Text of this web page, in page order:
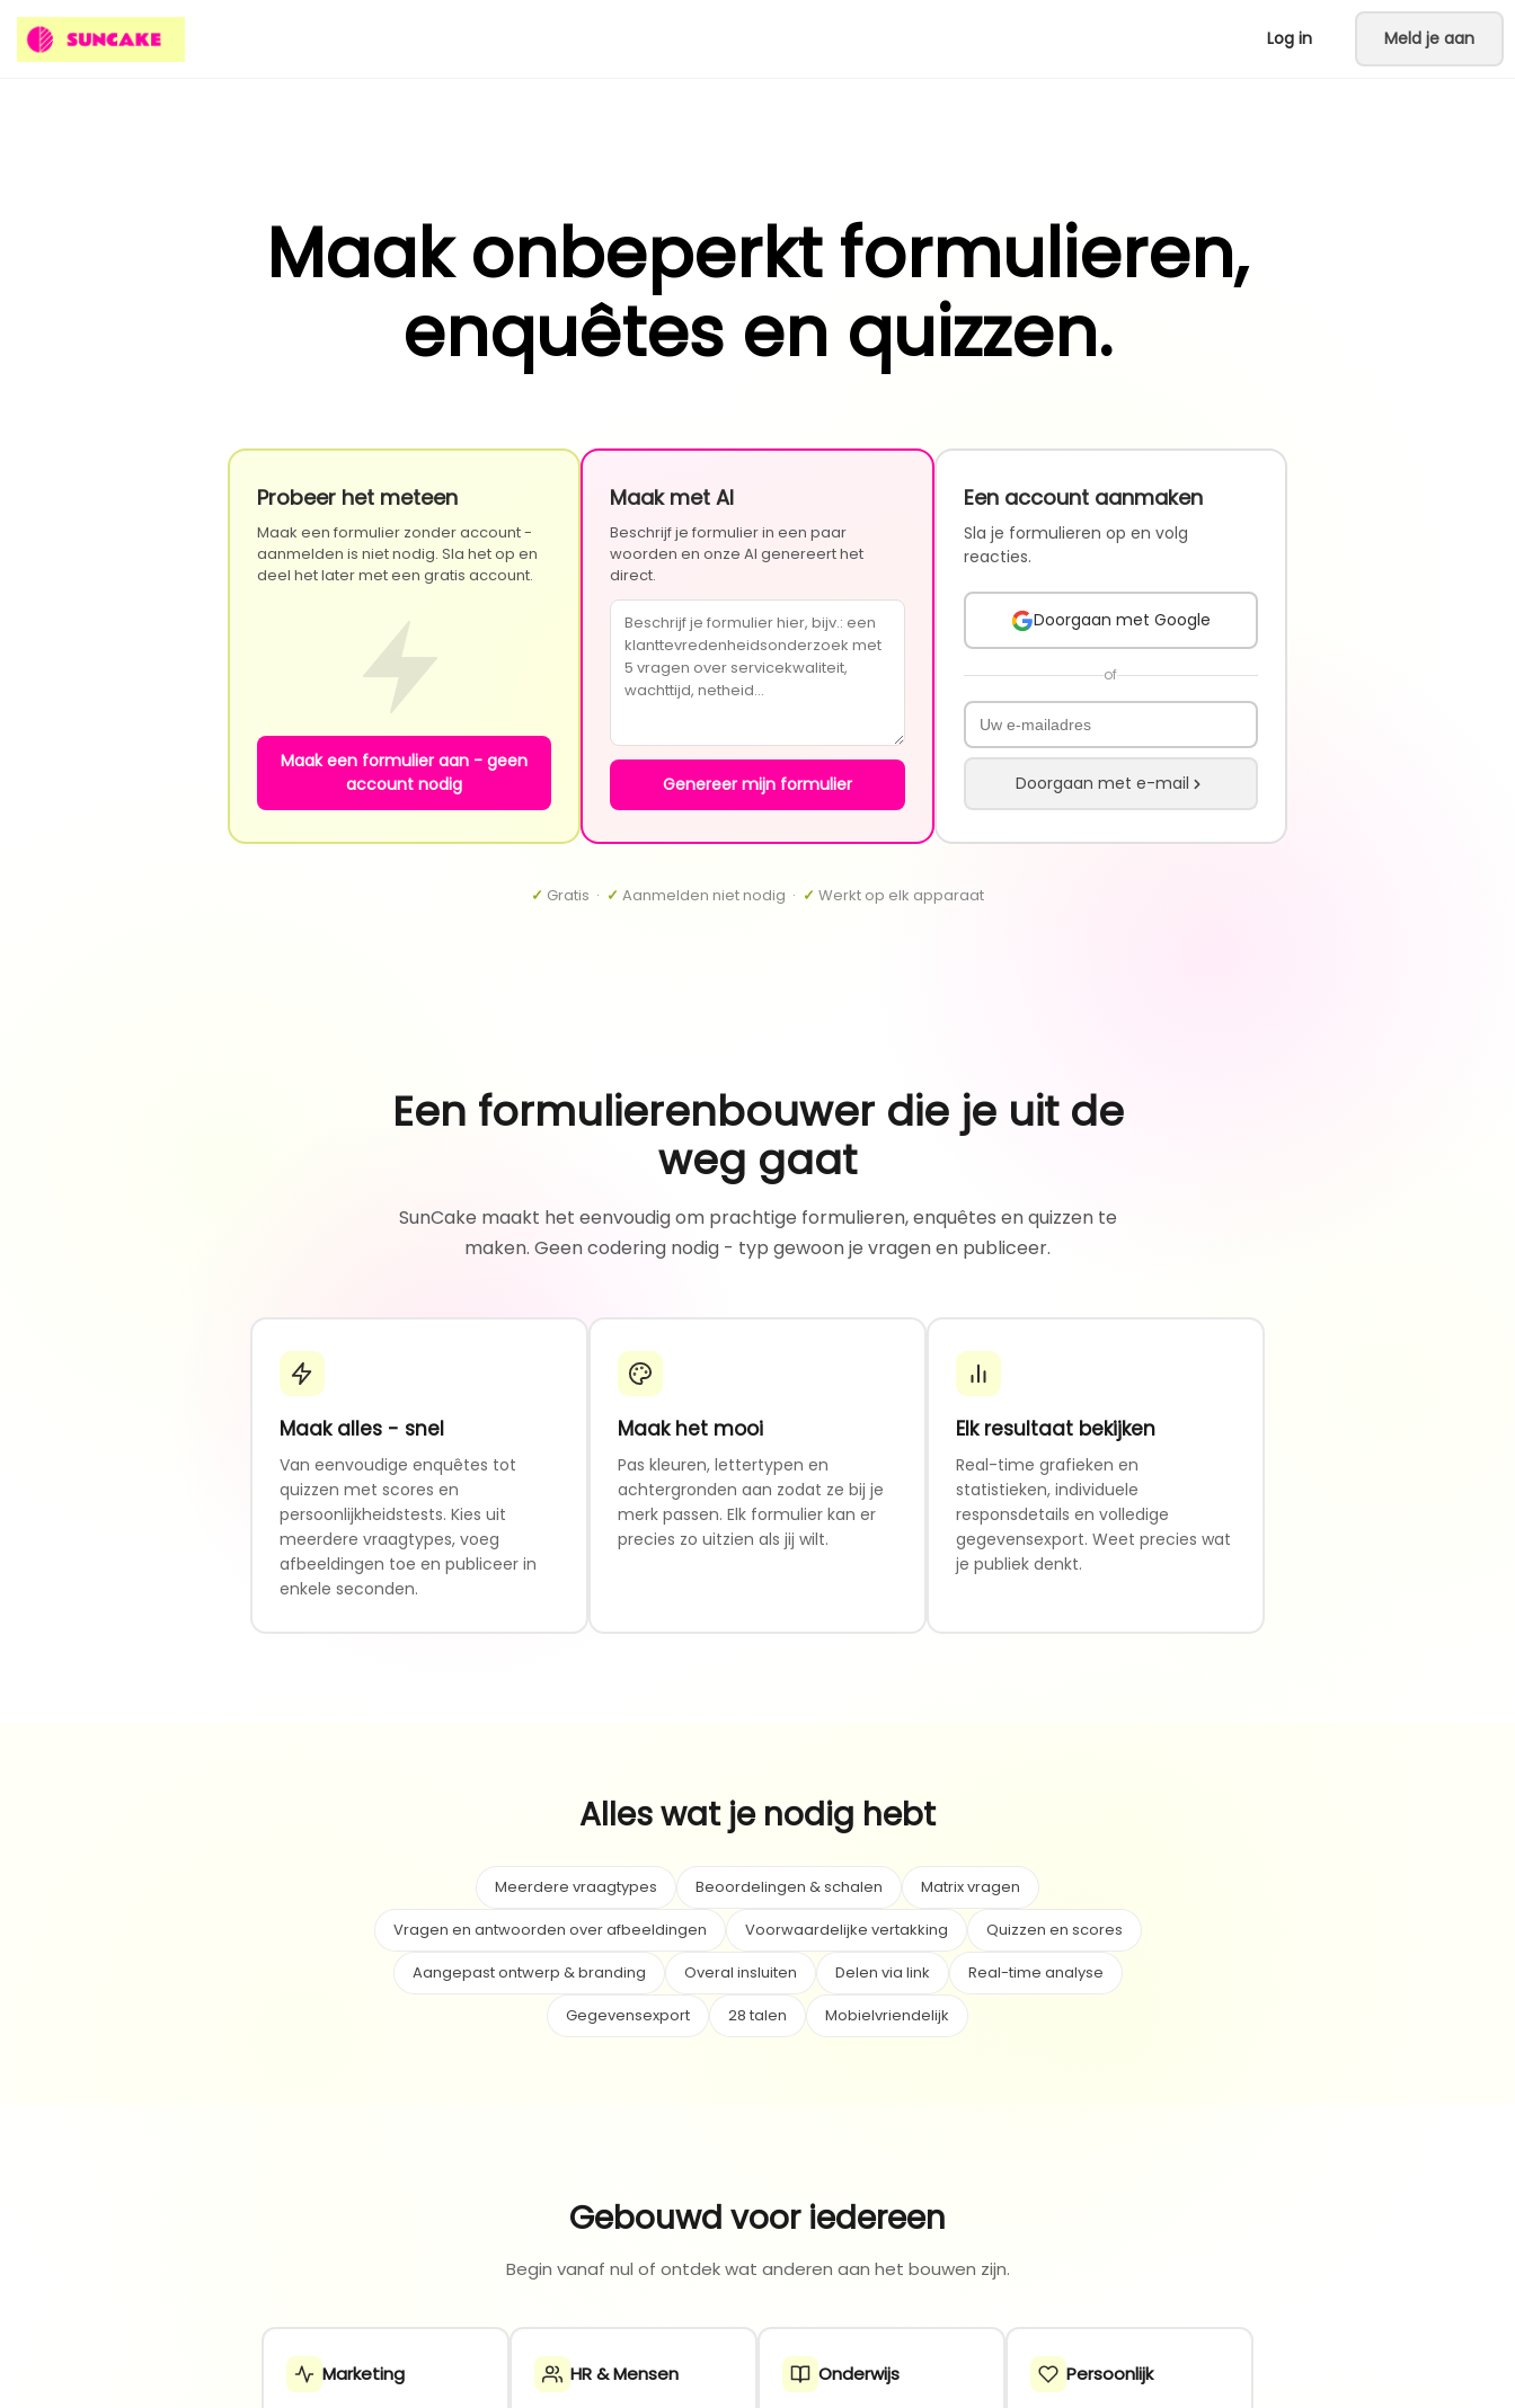
Log in Meld je aan
Maak onbeperkt formulieren,
enquêtes en quizzen.
Probeer het meteen
Maak een formulier zonder account -
aanmelden is niet nodig. Sla het op en
deel het later met een gratis account.
Maak een formulier aan - geen
account nodig
Maak met AI
Beschrijf je formulier in een paar
woorden en onze AI genereert het
direct.
Genereer mijn formulier
Een account aanmaken
Sla je formulieren op en volg
reacties.
Doorgaan met Google
of
Doorgaan met e-mail
✓ Gratis · ✓ Aanmelden niet nodig · ✓ Werkt op elk apparaat
Een formulierenbouwer die je uit de
weg gaat
SunCake maakt het eenvoudig om prachtige formulieren, enquêtes en quizzen te
maken. Geen codering nodig - typ gewoon je vragen en publiceer.
Maak alles - snel
Van eenvoudige enquêtes tot
quizzen met scores en
persoonlijkheidstests. Kies uit
meerdere vraagtypes, voeg
afbeeldingen toe en publiceer in
enkele seconden.
Maak het mooi
Pas kleuren, lettertypen en
achtergronden aan zodat ze bij je
merk passen. Elk formulier kan er
precies zo uitzien als jij wilt.
Elk resultaat bekijken
Real-time grafieken en
statistieken, individuele
responsdetails en volledige
gegevensexport. Weet precies wat
je publiek denkt.
Alles wat je nodig hebt
Meerdere vraagtypes Beoordelingen & schalen
Matrix vragen
Vragen en antwoorden over afbeeldingen
Voorwaardelijke vertakking
Quizzen en scores
Aangepast ontwerp & branding
Overal insluiten Delen via link
Real-time analyse
Gegevensexport
28 talen Mobielvriendelijk
Gebouwd voor iedereen
Begin vanaf nul of ontdek wat anderen aan het bouwen zijn.
Marketing HR & Mensen Onderwijs Persoonlijk